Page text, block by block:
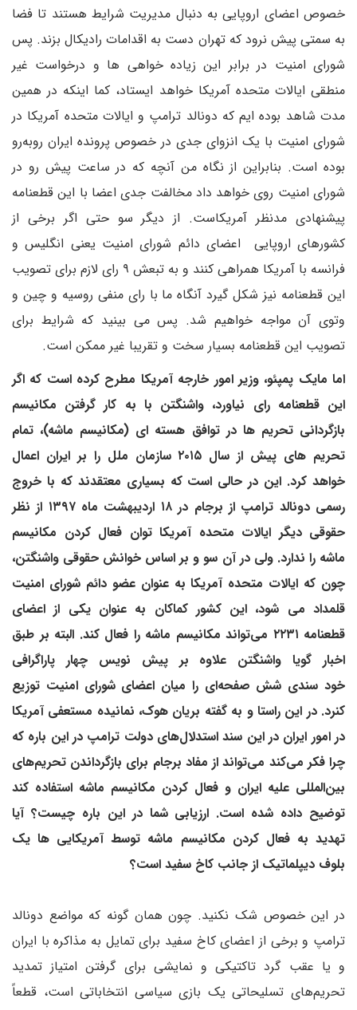
خصوص اعضای اروپایی به دنبال مدیریت شرایط هستند تا فضا
به سمتی پیش نرود که تهران دست به اقدامات رادیکال بزند. پس
شورای امنیت در برابر این زیاده خواهی ها و درخواست غیر
منطقی ایالات متحده آمریکا خواهد ایستاد، کما اینکه در همین
مدت شاهد بوده ایم که دونالد ترامپ و ایالات متحده آمریکا در
شورای امنیت با یک انزوای جدی در خصوص پرونده ایران روبه‌رو
بوده است. بنابراین از نگاه من آنچه که در ساعت پیش رو در
شورای امنیت روی خواهد داد مخالفت جدی اعضا با این قطعنامه
پیشنهادی مدنظر آمریکاست. از دیگر سو حتی اگر برخی از
کشورهای اروپایی اعضای دائم شورای امنیت یعنی انگلیس و
فرانسه با آمریکا همراهی کنند و به تبعش ۹ رای لازم برای تصویب
این قطعنامه نیز شکل گیرد آنگاه ما با رای منفی روسیه و چین و
وتوی آن مواجه خواهیم شد. پس می بینید که شرایط برای
تصویب این قطعنامه بسیار سخت و تقریبا غیر ممکن است.
اما مایک پمپئو، وزیر امور خارجه آمریکا مطرح کرده است که اگر
این قطعنامه رای نیاورد، واشنگتن با به کار گرفتن مکانیسم
بازگردانی تحریم ها در توافق هسته ای (مکانیسم ماشه)، تمام
تحریم های پیش از سال ۲۰۱۵ سازمان ملل را بر ایران اعمال
خواهد کرد. این در حالی است که بسیاری معتقدند که با خروج
رسمی دونالد ترامپ از برجام در ۱۸ اردیبهشت ماه ۱۳۹۷ از نظر
حقوقی دیگر ایالات متحده آمریکا توان فعال کردن مکانیسم
ماشه را ندارد. ولی در آن سو و بر اساس خوانش حقوقی واشنگتن،
چون که ایالات متحده آمریکا به عنوان عضو دائم شورای امنیت
قلمداد می شود، این کشور کماکان به عنوان یکی از اعضای
قطعنامه ۲۲۳۱ می‌تواند مکانیسم ماشه را فعال کند. البته بر طبق
اخبار گویا واشنگتن علاوه بر پیش نویس چهار پاراگرافی
خود سندی شش صفحه‌ای را میان اعضای شورای امنیت توزیع
کنرد. در این راستا و به گفته بریان هوک، نمانیده مستعفی آمریکا
در امور ایران در این سند استدلال‌های دولت ترامپ در این باره که
چرا فکر می‌کند می‌تواند از مفاد برجام برای بازگرداندن تحریم‌های
بین‌المللی علیه ایران و فعال کردن مکانیسم ماشه استفاده کند
توضیح داده شده است. ارزیابی شما در این باره چیست؟ آیا
تهدید به فعال کردن مکانیسم ماشه توسط آمریکایی ها یک
بلوف دیپلماتیک از جانب کاخ سفید است؟
در این خصوص شک نکنید. چون همان گونه که مواضع دونالد
ترامپ و برخی از اعضای کاخ سفید برای تمایل به مذاکره با ایران
و یا عقب گرد تاکتیکی و نمایشی برای گرفتن امتیاز تمدید
تحریم‌های تسلیحاتی یک بازی سیاسی انتخاباتی است، قطعاً